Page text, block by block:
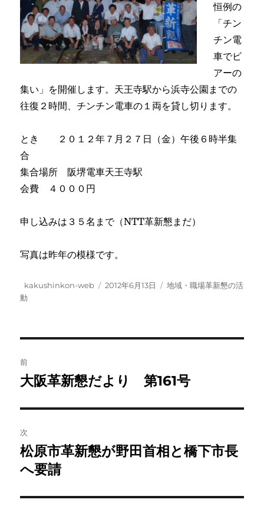
恒例の
「チン
チン電
車でビ
アーの
集い」を開催します。天王寺駅から浜寺公園までの
往復２時間、チンチン電車の１両を貸し切ります。
とき ２０１２年７月２７日（金）午後６時半集
合
集合場所 阪堺電車天王寺駅
会費 ４０００円
申し込みは３５名まで（NTT革新懇まだ）
写真は昨年の模様です。
投
稿
kakushinkon-web
投
2012年6月13日
カ
地域・職場革新懇の活
動
稿
ビ
ゲ
ー
シ
前
前
投
稿:
大阪革新懇だより 第161号
次
次
の
稿:
松原市革新懇が野田首相と橋下市長
へ要請